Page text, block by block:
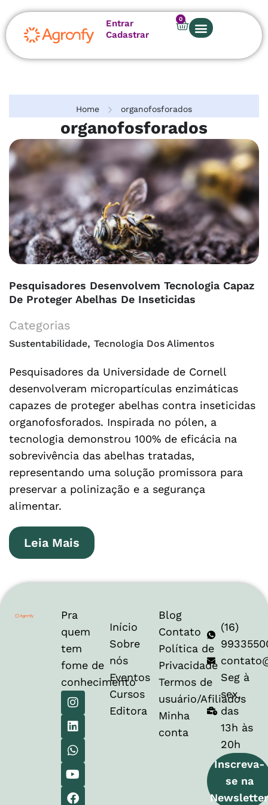
Entrar
Cadastrar
0
Home organofosforados
organofosforados
Pesquisadores Desenvolvem Tecnologia Capaz
De Proteger Abelhas De Inseticidas
Categorias
Sustentabilidade, Tecnologia Dos Alimentos
Pesquisadores da Universidade de Cornell
desenvolveram micropartículas enzimáticas
capazes de proteger abelhas contra inseticidas
organofosforados. Inspirada no pólen, a
tecnologia demonstrou 100% de eficácia na
sobrevivência das abelhas tratadas,
representando uma solução promissora para
preservar a polinização e a segurança
alimentar.
Leia Mais
Pra
quem
tem
fome de
conhecimento
Início
Sobre
nós
Eventos
Cursos
Editora
Blog
Contato
Política de
Privacidade
Termos de
usuário/Afiliados
Minha
conta
(16)
Seg à
sex,
das
13h às
20h
Inscreva-
se na